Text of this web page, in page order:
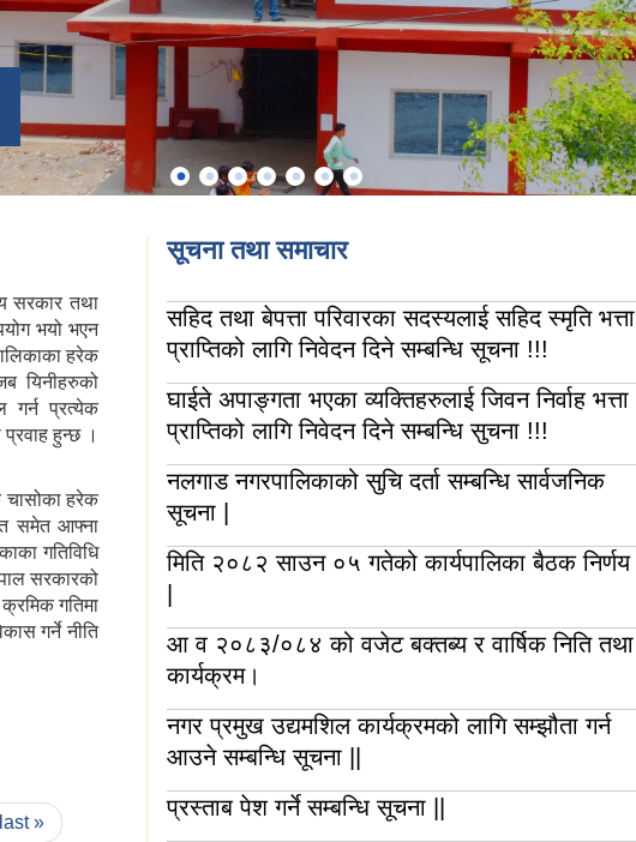
तथा
भयो भएन
हरेक
यिनीहरुको
गर्न प्रत्येक
हुन्छ ।
हरेक
समेत आफ्ना
गतिविधि
सरकारको
गतिमा
गर्ने नीति
last »
सूचना तथा समाचार
सहिद तथा बेपत्ता परिवारका सदस्यलाई सहिद स्मृति भत्ता
प्राप्तिको लागि निवेदन दिने सम्बन्धि सूचना !!!
घाईते अपाङ्गता भएका व्यक्तिहरुलाई जिवन निर्वाह भत्ता
प्राप्तिको लागि निवेदन दिने सम्बन्धि सुचना !!!
नलगाड नगरपालिकाको सुचि दर्ता सम्बन्धि सार्वजनिक
सूचना |
मिति २०८२ साउन ०५ गतेको कार्यपालिका बैठक निर्णय
|
आ व २०८३/०८४ को वजेट बक्तब्य र वार्षिक निति तथा
कार्यक्रम।
नगर प्रमुख उद्यमशिल कार्यक्रमको लागि सम्झौता गर्न
आउने सम्बन्धि सूचना ||
प्रस्ताब पेश गर्ने सम्बन्धि सूचना ||